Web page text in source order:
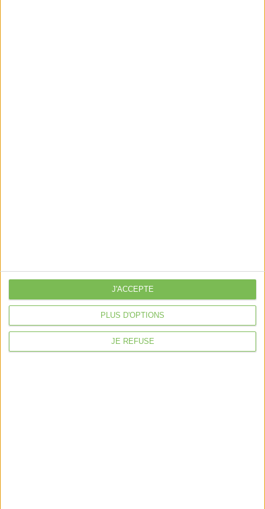
PLUS D'OPTIONS
JE REFUSE
J'ACCEPTE
Politique de confidentialité
Condition générales de ventes
Verywell Digital